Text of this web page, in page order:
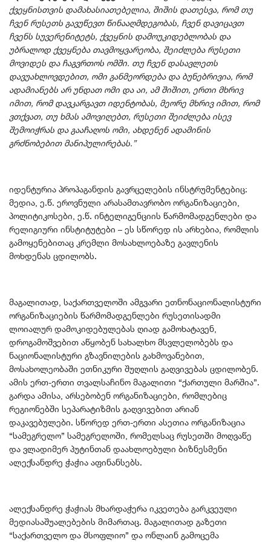
ქვეყნისთვის დამახასიათებელია, შიშის დათესვა, რომ თუ
ჩვენ რუსეთს გავუწევთ წინააღმდეგობას, ჩვენ დავიცავთ
ჩვენს სუვერენიტეტს, ქვეყნის დამოუკიდებლობას და
უბრალოდ ქვეყნება თავმოყვარეობა, შეიძლება რუსეთი
მოვიდეს და ჩაგვრთოს ომში. თუ ჩვენ დასავლეთს
დავუახლოვდებით, ომი განმეორდება და ბუნებრივია, რომ
ადამიანებს არ უნდათ ომი და აი, ამ შიშით, ერთი მხრივ
იმით, რომ დავკარგავთ იდენტობას, მეორე მხრივ იმით, რომ
ვთქვათ, თუ ხმას ამოვიღებთ, რუსეთი შეიძლება ისევ
შემოიჭრას და გააჩაღოს ომი, ახდენენ ადამინის
გრძნობებით მანიპულირებას.”
იდენტურია პროპაგანდის გავრცელების ინსტრუმენტებიც:
მედია, ე.წ. ეროვნული არასამთავრობო ორგანიზაციები,
პოლიტიკოსები, ე.წ. ინტელიგენციის წარმომადგენლები და
რელიგიური ინსტიტუტები – ეს სწორედ ის არხებია, რომლის
გამოყენებითაც კრემლი მოსახლოებაზე გავლენის
მოხდენას ცდილობს.
მაგალითად, საქართველოში ამგვარი ეთნონაციონალისტური
ორგანიზაციების წარმომადგენლები რუსეთისადმი
ლოიალურ დამოკიდებულებას ღიად გამოხატავენ,
დროგამოშვებით აწყობენ სახალხო მსვლელობებს და
ნაციონალისტური გზავნილების გახმოვანებით,
მოსახოლეობაში ეთნიკური შუღლის გაღვივებას ცდილობენ.
ამის ერთ-ერთი თვალსაჩინო მაგალითი “ქართული მარშია”.
გარდა ამისა, არსებობენ ორგანიზაციები, რომლებიც
რეგიონებში სეპარატიზმის გაღვივებით არიან
დაკავებულები. სწორედ ერთ-ერთი ასეთია ორგანიზაცია
“სამეგრელო” სამეგრელოში, რომელსაც რუსეთში მოღვაწე
და ვლადიმერ პუტინთან დაახლოებული ბიზნესმენი
ალექსანდრე ჭაჭია აფინანსებს.
ალექსანდრე ჭაჭიას მხარდაჭერა იკვეთება გარკვეული
მედიასაშუალებების მიმართაც. მაგალითად გაზეთი
“საქართველო და მსოფლიო” და ონლაინ გამოცემა